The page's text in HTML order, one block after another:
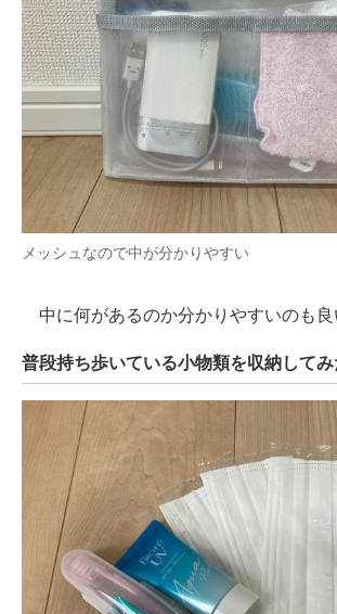
メッシュなので中が分かりやすい
中に何があるのか分かりやすいのも良
普段持ち歩いている小物類を収納してみ